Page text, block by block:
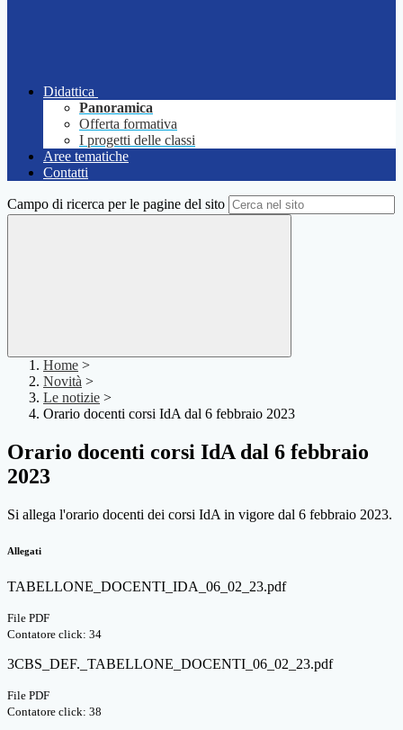
Didattica
Panoramica
Offerta formativa
I progetti delle classi
Aree tematiche
Contatti
Campo di ricerca per le pagine del sito
Home >
Novità >
Le notizie >
Orario docenti corsi IdA dal 6 febbraio 2023
Orario docenti corsi IdA dal 6 febbraio
2023
Si allega l'orario docenti dei corsi IdA in vigore dal 6 febbraio 2023.
Allegati
TABELLONE_DOCENTI_IDA_06_02_23.pdf
File PDF
Contatore click: 34
3CBS_DEF._TABELLONE_DOCENTI_06_02_23.pdf
File PDF
Contatore click: 38